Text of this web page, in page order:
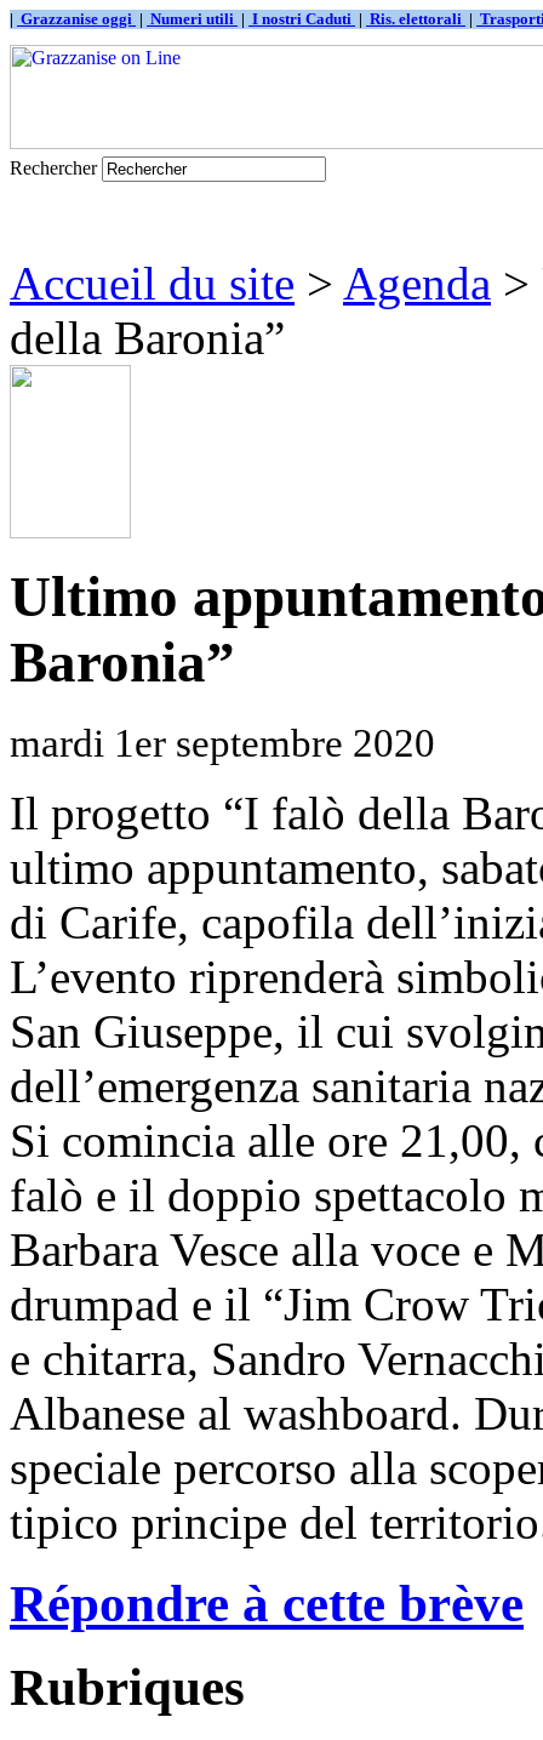
| Grazzanise oggi | Numeri utili | I nostri Caduti | Ris. elettorali |
Rechercher
Accueil du site > Agenda >
della Baronia”
Ultimo
Baronia”
mardi 1er septembre 2020
Il progetto “I falò della
ultimo appuntamento,
di Carife, capofila
L’evento riprenderà
San Giuseppe, il cui
dell’emergenza sanitaria
Si comincia alle ore 21,00,
falò e il doppio spettacolo
Barbara Vesce alla voce e
drumpad e il “Jim Crow
e chitarra, Sandro
Albanese al washboard.
speciale percorso alla
tipico principe del
Répondre à cette brève
Rubriques